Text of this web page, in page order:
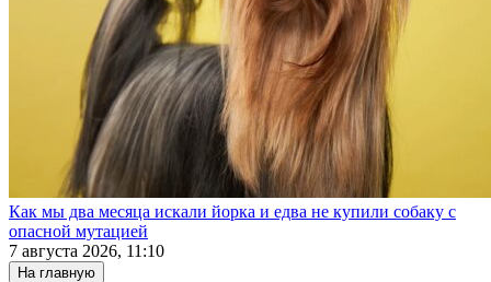
Как мы два месяца искали йорка и едва не купили собаку с
опасной мутацией
7 августа 2026, 11:10
На главную